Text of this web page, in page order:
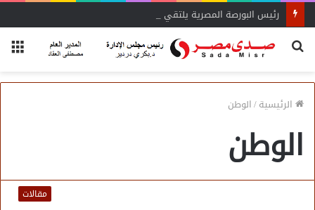
رئيس البورصة المصرية يلتقي رئيس جهاز التمثيل التجاري
بحث
الرئيسية/الوطن
الوطن
مقالات